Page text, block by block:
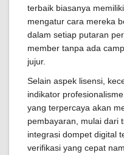
terbaik biasanya
mengatur cara mereka
dalam setiap putaran
member tanpa ada
jujur.
Selain aspek lisensi,
indikator
yang terpercaya akan
pembayaran, mulai dari
integrasi dompet digital
verifikasi yang cepat